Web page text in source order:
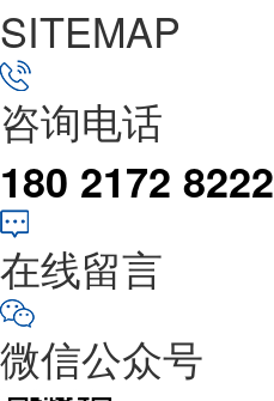
SITEMAP
咨询电话
180 2172 8222
在线留言
微信公众号